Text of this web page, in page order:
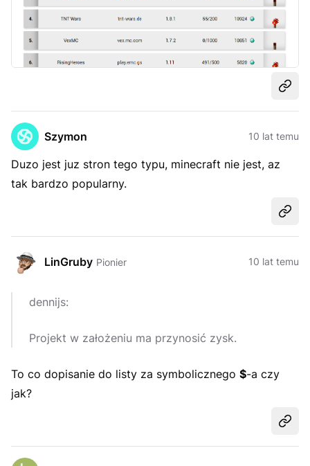
Szymon 10 lat temu
Duzo jest juz stron tego typu, minecraft nie jest, az
tak bardzo popularny.
LinGruby Pionier 10 lat temu
dennijs:
Projekt w założeniu ma przynosić zysk.
To co dopisanie do listy za symbolicznego $-a czy
jak?